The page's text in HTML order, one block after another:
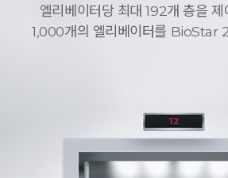
엘리베이터당 최대 192개 층을 제
1,000개의 엘리베이터를 BioStar